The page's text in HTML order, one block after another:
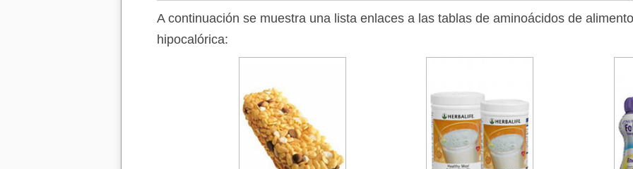
A continuación se muestra una lista enlaces a las tablas de aminoácidos de
hipocalórica: